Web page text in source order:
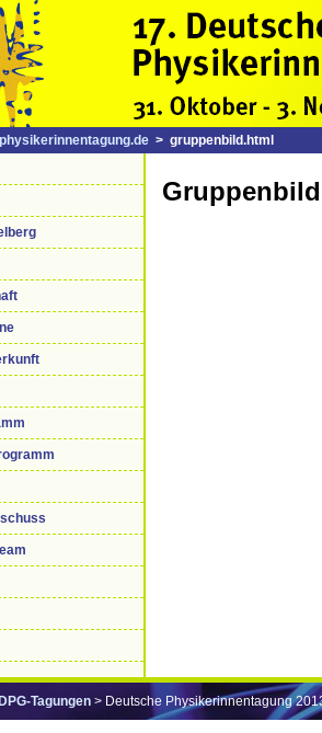
> gruppenbild.html
Gruppenbild
DPG-Tagungen > Deutsche Physikerinnentagung